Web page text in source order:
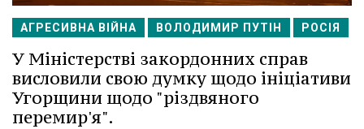
АГРЕСИВНА ВІЙНА ВОЛОДИМИР ПУТІН РОСІЯ
У Міністерстві закордонних справ
висловили свою думку щодо ініціативи
Угорщини щодо "різдвяного
перемир'я".